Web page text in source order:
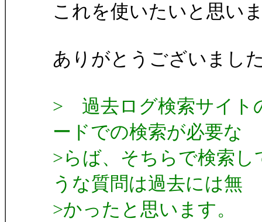
これを使いたいと思い
ありがとうございまし
> 過去ログ検索サイト
ードでの検索が必要な
>らば、そちらで検索
うな質問は過去には無
>かったと思います。